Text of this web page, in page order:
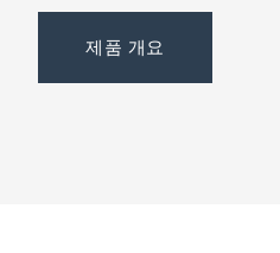
Phone: +82 02-6369-9183
제품 개요